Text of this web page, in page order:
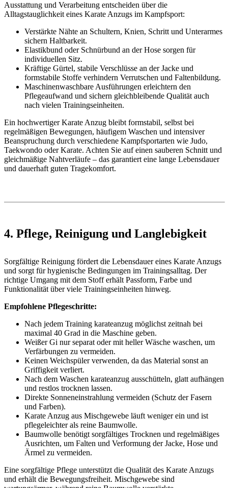
Ausstattung und Verarbeitung entscheiden über die
Alltagstauglichkeit eines Karate Anzugs im Kampfsport:
Verstärkte Nähte an Schultern, Knien, Schritt und Unterarmes
sichern Haltbarkeit.
Elastikbund oder Schnürbund an der Hose sorgen für
individuellen Sitz.
Kräftige Gürtel, stabile Verschlüsse an der Jacke und
formstabile Stoffe verhindern Verrutschen und Faltenbildung.
Maschinenwaschbare Ausführungen erleichtern den
Pflegeaufwand und sichern gleichbleibende Qualität auch
nach vielen Trainingseinheiten.
Ein hochwertiger Karate Anzug bleibt formstabil, selbst bei
regelmäßigen Bewegungen, häufigem Waschen und intensiver
Beanspruchung durch verschiedene Kampfsportarten wie Judo,
Taekwondo oder Karate. Achten Sie auf einen sauberen Schnitt und
gleichmäßige Nahtverläufe – das garantiert eine lange Lebensdauer
und dauerhaft guten Tragekomfort.
4. Pflege, Reinigung und Langlebigkeit
Sorgfältige Reinigung fördert die Lebensdauer eines Karate Anzugs
und sorgt für hygienische Bedingungen im Trainingsalltag. Der
richtige Umgang mit dem Stoff erhält Passform, Farbe und
Funktionalität über viele Trainingseinheiten hinweg.
Empfohlene Pflegeschritte:
Nach jedem Training karateanzug möglichst zeitnah bei
maximal 40 Grad in die Maschine geben.
Weißer Gi nur separat oder mit heller Wäsche waschen, um
Verfärbungen zu vermeiden.
Keinen Weichspüler verwenden, da das Material sonst an
Griffigkeit verliert.
Nach dem Waschen karateanzug ausschütteln, glatt aufhängen
und restlos trocknen lassen.
Direkte Sonneneinstrahlung vermeiden (Schutz der Fasern
und Farben).
Karate Anzug aus Mischgewebe läuft weniger ein und ist
pflegeleichter als reine Baumwolle.
Baumwolle benötigt sorgfältiges Trocknen und regelmäßiges
Ausrichten, um Falten und Verformung der Jacke, Hose und
Ärmel zu vermeiden.
Eine sorgfältige Pflege unterstützt die Qualität des Karate Anzugs
und erhält die Bewegungsfreiheit. Mischgewebe sind